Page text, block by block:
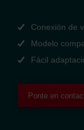
Conexión de
Modelo
Fácil
Ponte en